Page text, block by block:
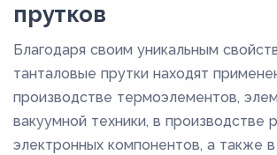
прутков
Благодаря своим уникальным
танталовые прутки находят
производстве термоэлементов,
вакуумной техники, в производстве
электронных компонентов, а также